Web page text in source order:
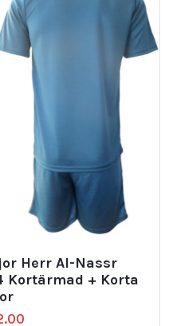
Herr Al-Nassr
Kortärmad + Korta